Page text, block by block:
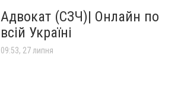
Адвокат (СЗЧ)| Онлайн по
всій Україні
09:53, 27 липня